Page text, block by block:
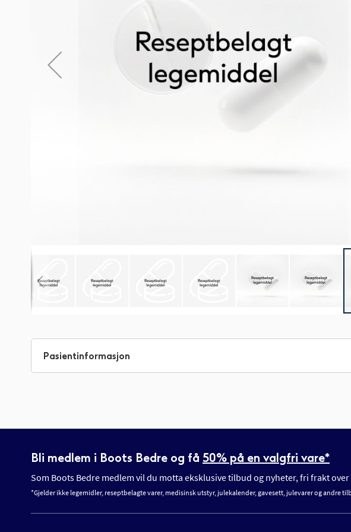
til
begynnelsen
Pasientinformasjon
Bli medlem i Boots Bedre og få 50% på en valgfri vare*
Som Boots Bedre medlem vil du motta eksklusive tilbud og nyheter, fri frakt
*Gjelder ikke legemidler, reseptbelagte varer, medisinsk utstyr, julekalender, gavesett, julevarer og andre